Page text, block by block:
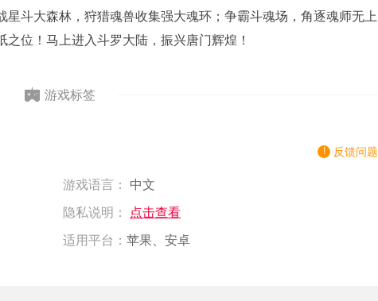
斗大森林，狩猎魂兽收集强大魂环；争霸斗魂场，角逐魂师无上
位！马上进入斗罗大陆，振兴唐门辉煌！
游戏标签
反馈问题
游戏语言： 中文
隐私说明： 点击查看
适用平台： 苹果、安卓